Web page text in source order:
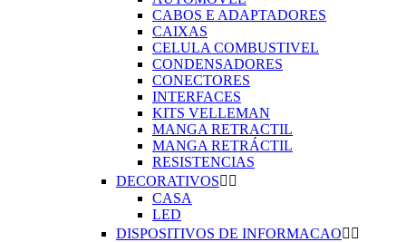
CABOS E ADAPTADORES
CAIXAS
CELULA COMBUSTIVEL
CONDENSADORES
CONECTORES
INTERFACES
KITS VELLEMAN
MANGA RETRACTIL
MANGA RETRÁCTIL
RESISTENCIAS
DECORATIVOS 
CASA
LED
DISPOSITIVOS DE INFORMACAO 